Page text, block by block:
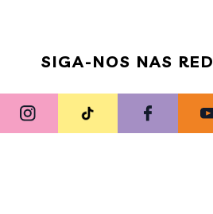
SIGA-NOS NAS